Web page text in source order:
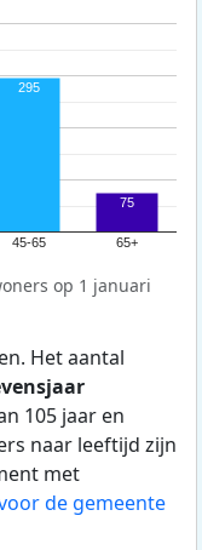
45-65 65+
295
75
op 1 januari
Het aantal
105 jaar en
naar leeftijd zijn
met
de gemeente